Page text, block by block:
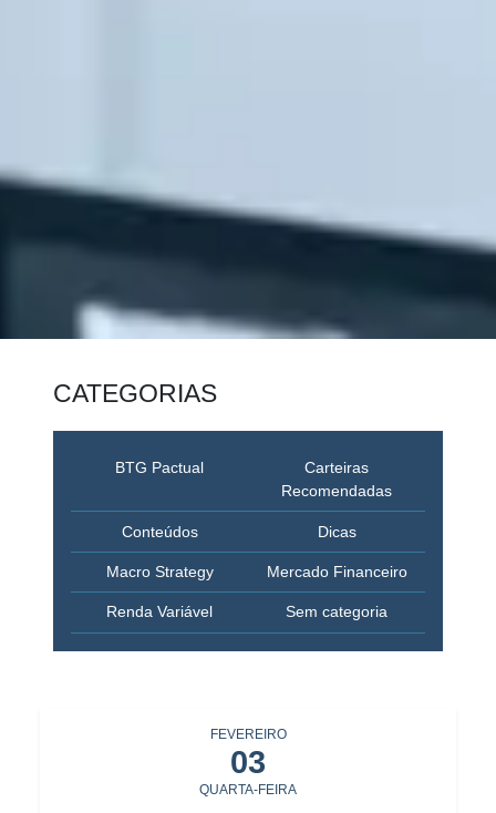
CATEGORIAS
BTG Pactual
Carteiras
Recomendadas
Conteúdos Dicas
Macro Strategy Mercado Financeiro
Renda Variável Sem categoria
FEVEREIRO
03
QUARTA-FEIRA